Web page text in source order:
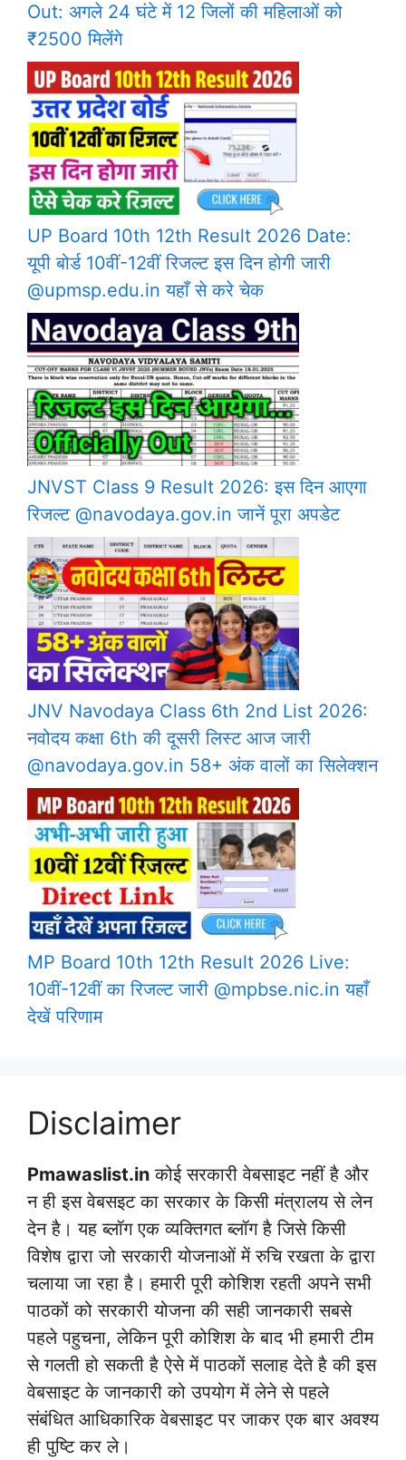
Out: अगले 24 घंटे में 12 जिलों की महिलाओं को
₹2500 मिलेंगे
UP Board 10th 12th Result 2026 Date:
यूपी बोर्ड 10वीं-12वीं रिजल्ट इस दिन होगी जारी
@upmsp.edu.in यहाँ से करे चेक
JNVST Class 9 Result 2026: इस दिन आएगा
रिजल्ट @navodaya.gov.in जानें पूरा अपडेट
JNV Navodaya Class 6th 2nd List 2026:
नवोदय कक्षा 6th की दूसरी लिस्ट आज जारी
@navodaya.gov.in 58+ अंक वालों का सिलेक्शन
MP Board 10th 12th Result 2026 Live:
10वीं-12वीं का रिजल्ट जारी @mpbse.nic.in यहाँ
देखें परिणाम
Disclaimer
Pmawaslist.in कोई सरकारी वेबसाइट नहीं है और
न ही इस वेबसइट का सरकार के किसी मंत्रालय से लेन
देन है। यह ब्लॉग एक व्यक्तिगत ब्लॉग है जिसे किसी
विशेष द्वारा जो सरकारी योजनाओं में रुचि रखता के द्वारा
चलाया जा रहा है। हमारी पूरी कोशिश रहती अपने सभी
पाठकों को सरकारी योजना की सही जानकारी सबसे
पहले पहुचना, लेकिन पूरी कोशिश के बाद भी हमारी टीम
से गलती हो सकती है ऐसे में पाठकों सलाह देते है की इस
वेबसाइट के जानकारी को उपयोग में लेने से पहले
संबंधित आधिकारिक वेबसाइट पर जाकर एक बार अवश्य
ही पुष्टि कर ले।